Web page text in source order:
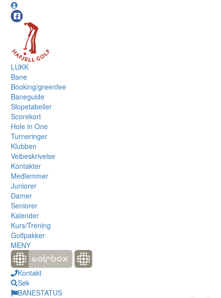
LUKK
Bane
Booking/greenfee
Baneguide
Slopetabeller
Scorekort
Hole in One
Turneringer
Klubben
Veibeskrivelse
Kontakter
Medlemmer
Juniorer
Damer
Seniorer
Kalender
Kurs/Trening
Golfpakker
MENY
Kontakt
Søk
BANESTATUS